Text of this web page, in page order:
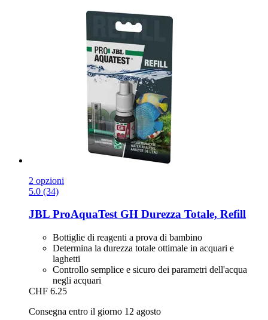
2 opzioni
5.0 (34)
JBL ProAquaTest GH Durezza Totale, Refill
Bottiglie di reagenti a prova di bambino
Determina la durezza totale ottimale in acquari e
laghetti
Controllo semplice e sicuro dei parametri dell'acqua
negli acquari
CHF 6.25
Consegna entro il giorno 12 agosto